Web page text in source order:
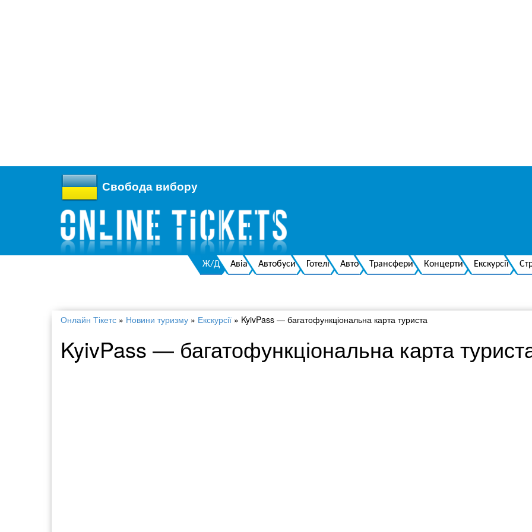
Свобода вибору
Ж/Д Авіа Автобуси Готелі Авто Трансфери Концерти Екскурсії
Онлайн Тікетс » Новини туризму » Екскурсії » KyivPass — багатофункціональна карта туриста
KyivPass — багатофункціональна карта